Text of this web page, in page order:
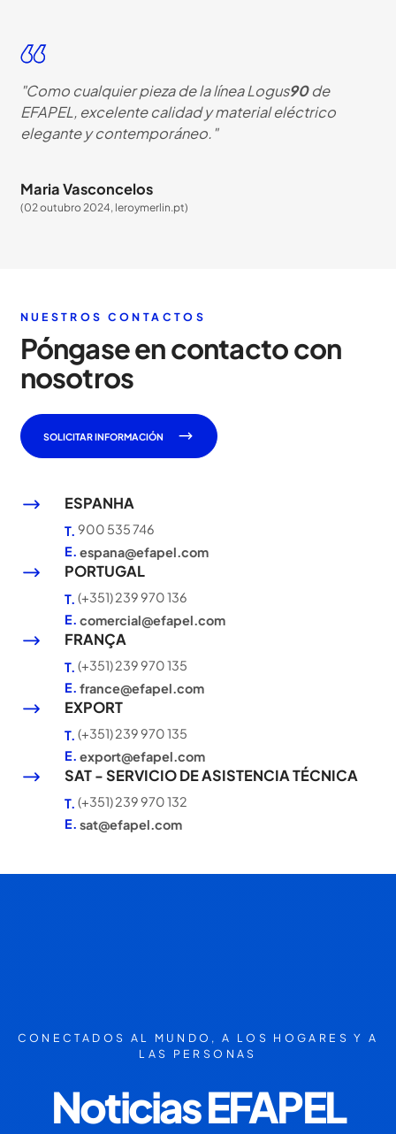
"Como cualquier pieza de la línea Logus90de
EFAPEL, excelente calidad y material eléctrico
elegante y contemporáneo."
Maria Vasconcelos
(02 outubro 2024, leroymerlin.pt)
NUESTROS CONTACTOS
Póngase en contacto con
nosotros
SOLICITAR INFORMACIÓN
ESPANHA
T. 900 535 746
E. espana@efapel.com
PORTUGAL
T. (+351) 239 970 136
E. comercial@efapel.com
FRANÇA
T. (+351) 239 970 135
E. france@efapel.com
EXPORT
T. (+351) 239 970 135
E. export@efapel.com
SAT - SERVICIO DE ASISTENCIA TÉCNICA
T. (+351) 239 970 132
E. sat@efapel.com
CONECTADOS AL MUNDO, A LOS HOGARES Y A
LAS PERSONAS
Noticias EFAPEL